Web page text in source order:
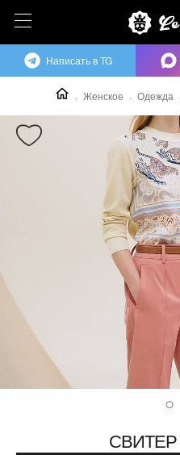
Женское Одежда
СВИТЕР
Написать в TG